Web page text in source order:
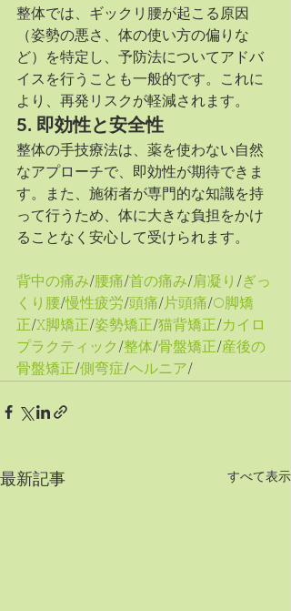
整体では、ギックリ腰が起こる原因
（姿勢の悪さ、体の使い方の偏りな
ど）を特定し、予防法についてアドバ
イスを行うことも一般的です。これに
より、再発リスクが軽減されます。
5. 即効性と安全性
整体の手技療法は、薬を使わない自然
なアプローチで、即効性が期待できま
す。また、施術者が専門的な知識を持
って行うため、体に大きな負担をかけ
ることなく安心して受けられます。
背中の痛み/腰痛/首の痛み/肩凝り /ぎっ
くり腰/慢性疲労/頭痛/片頭痛/O脚矯
正/X脚矯正/姿勢矯正/猫背矯正/カイロ
プラクティック /整体/骨盤矯正/産後の
骨盤矯正/側弯症/ヘルニア/
最新記事 すべて表示